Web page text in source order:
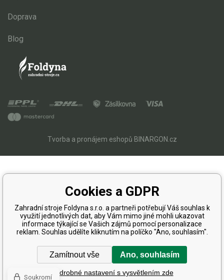
Doprava
Blog
Tvorba a pronájem eshopů BINARGON.cz
Cookies a GDPR
Zahradní stroje Foldyna s.r.o. a partneři potřebují Váš souhlas k
využití jednotlivých dat, aby Vám mimo jiné mohli ukazovat
informace týkající se Vašich zájmů pomocí personalizace
reklam. Souhlas udělíte kliknutím na políčko "Ano, souhlasím".
Zamítnout vše Ano, souhlasím
Podrobné nastavení s vysvětlením zde
Soukromí